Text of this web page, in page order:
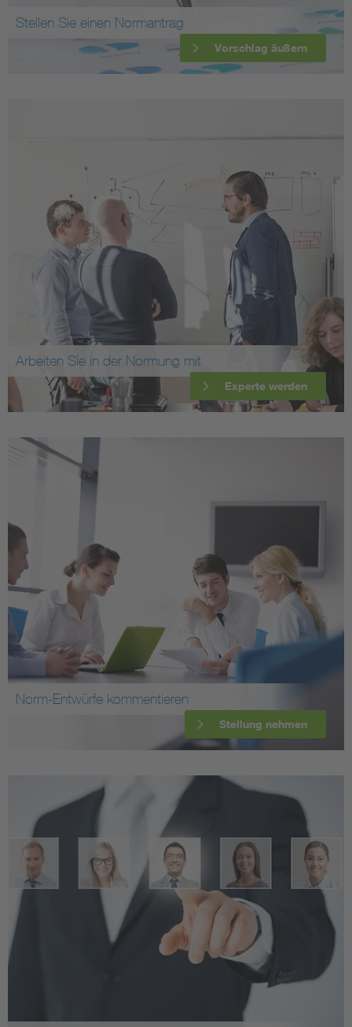
Stellen Sie einen Normantrag
Vorschlag äußern
Arbeiten Sie in der Normung mit
Experte werden
Norm-Entwürfe kommentieren
Stellung nehmen